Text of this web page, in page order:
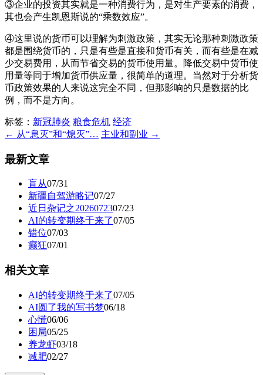
③企业的投资其实就是一种消费行为，是对生产要素的消费，
其也会产生凯恩斯说的“乘数效应”。
④这里说的货币可以理解为刺激政策，其实无论那种刺激政策
都是围绕货币的，只是有些是直接和货币有关，而有些是在减
少交易费用，从而节省交易的货币使用量。降低交易中货币使
用量等同于增加货币供应量，很简单的道理。当然对于分析货
币政策效果的人来说这完全不同，但那影响的只是数据的比
例，而不是方向。
标签： 新冠肺炎 粮食危机 经济
← 从“息灭”和“熄灭”… 主业和副业 →
最新文章
盲从07/31
新疆自驾游略记07/27
近日杂记之2026072307/23
AI的转变期终于来了07/05
错位07/03
癫狂07/01
相关文章
AI的转变期终于来了07/05
AI圆了我的写书梦06/18
心慌06/06
困局05/25
养龙虾03/18
减肥02/27